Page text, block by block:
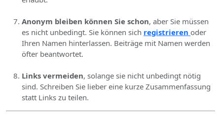
Anonym bleiben können Sie schon, aber Sie müssen
es nicht unbedingt. Sie können sich registrieren oder
Ihren Namen hinterlassen. Beiträge mit Namen werden
öfter beantwortet.
Links vermeiden, solange sie nicht unbedingt nötig
sind. Schreiben Sie lieber eine kurze Zusammenfassung
statt Links zu teilen.